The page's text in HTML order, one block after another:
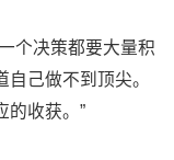
个决策都要大量积
己做不到顶尖。
的收获。”